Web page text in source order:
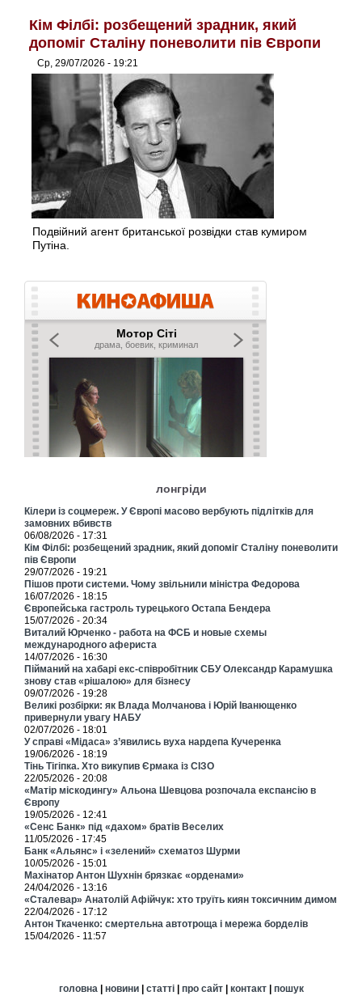
Кім Філбі: розбещений зрадник, який
допоміг Сталіну поневолити пів Європи
Ср, 29/07/2026 - 19:21
Подвійний агент британської розвідки став кумиром
Путіна.
лонгріди
Кілери із соцмереж. У Європі масово вербують підлітків для
замовних вбивств
06/08/2026 - 17:31
Кім Філбі: розбещений зрадник, який допоміг Сталіну поневолити
пів Європи
29/07/2026 - 19:21
Пішов проти системи. Чому звільнили міністра Федорова
16/07/2026 - 18:15
Європейська гастроль турецького Остапа Бендера
15/07/2026 - 20:34
Виталий Юрченко - работа на ФСБ и новые схемы
международного афериста
14/07/2026 - 16:30
Пійманий на хабарі екс-співробітник СБУ Олександр Карамушка
знову став «рішалою» для бізнесу
09/07/2026 - 19:28
Великі розбірки: як Влада Молчанова і Юрій Іванющенко
привернули увагу НАБУ
02/07/2026 - 18:01
У справі «Мідаса» з’явились вуха нардепа Кучеренка
19/06/2026 - 18:19
Тінь Тігіпка. Хто викупив Єрмака із СІЗО
22/05/2026 - 20:08
«Матір міскодингу» Альона Шевцова розпочала експансію в
Європу
19/05/2026 - 12:41
«Сенс Банк» під «дахом» братів Веселих
11/05/2026 - 17:45
Банк «Альянс» і «зелений» схематоз Шурми
10/05/2026 - 15:01
Махінатор Антон Шухнін брязкає «орденами»
24/04/2026 - 13:16
«Сталевар» Анатолій Афійчук: хто труїть киян токсичним димом
22/04/2026 - 17:12
Антон Ткаченко: смертельна автотроща і мережа борделів
15/04/2026 - 11:57
головна| новини| статті| про сайт| контакт| пошук